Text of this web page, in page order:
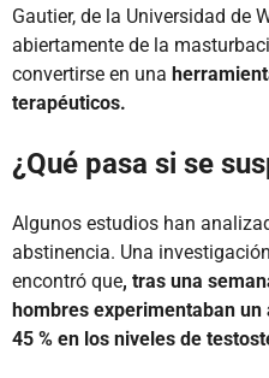
Gautier, de la Universidad de
abiertamente de la
convertirse en una
terapéuticos.
¿Qué pasa si se
Algunos estudios han
abstinencia. Una
encontró que, tras una
hombres experimentaban un
45 % en los niveles de